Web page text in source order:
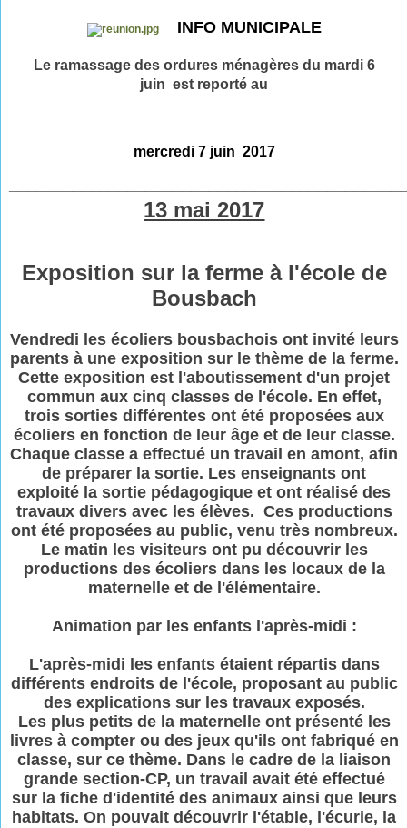
INFO MUNICIPALE
Le ramassage des ordures ménagères du mardi 6
juin est reporté au
mercredi 7 juin 2017
13 mai 2017
Exposition sur la ferme à l'école de
Bousbach
Vendredi les écoliers bousbachois ont invité leurs
parents à une exposition sur le thème de la ferme.
Cette exposition est l'aboutissement d'un projet
commun aux cinq classes de l'école. En effet,
trois sorties différentes ont été proposées aux
écoliers en fonction de leur âge et de leur classe.
Chaque classe a effectué un travail en amont, afin
de préparer la sortie. Les enseignants ont
exploité la sortie pédagogique et ont réalisé des
travaux divers avec les élèves. Ces productions
ont été proposées au public, venu très nombreux.
Le matin les visiteurs ont pu découvrir les
productions des écoliers dans les locaux de la
maternelle et de l'élémentaire.
Animation par les enfants l'après-midi :
L'après-midi les enfants étaient répartis dans
différents endroits de l'école, proposant au public
des explications sur les travaux exposés.
Les plus petits de la maternelle ont présenté les
livres à compter ou des jeux qu'ils ont fabriqué en
classe, sur ce thème. Dans le cadre de la liaison
grande section-CP, un travail avait été effectué
sur la fiche d'identité des animaux ainsi que leurs
habitats. On pouvait découvrir l'étable, l'écurie, la